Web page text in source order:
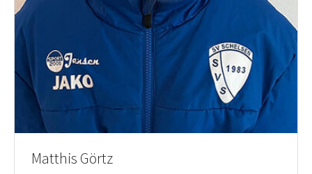
Matthis Görtz